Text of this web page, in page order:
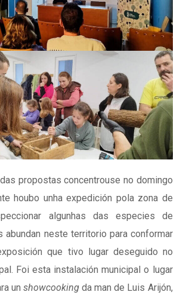
propostas concentrouse no domingo
houbo unha expedición pola zona de
algunhas das especies de
abundan neste territorio para conformar
que tivo lugar deseguido no
Foi esta instalación municipal o lugar
un showcookingda man de Luis Arijón,